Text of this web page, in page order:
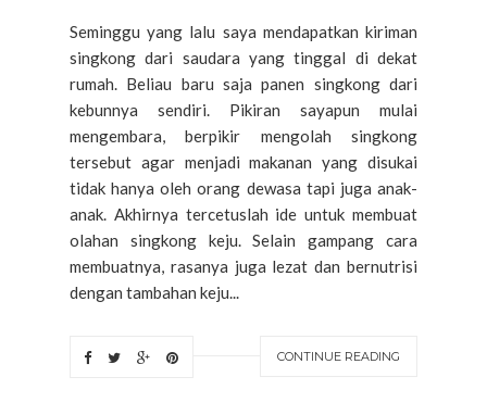
Seminggu yang lalu saya mendapatkan kiriman
singkong dari saudara yang tinggal di dekat
rumah. Beliau baru saja panen singkong dari
kebunnya sendiri. Pikiran sayapun mulai
mengembara, berpikir mengolah singkong
tersebut agar menjadi makanan yang disukai
tidak hanya oleh orang dewasa tapi juga anak-
anak. Akhirnya tercetuslah ide untuk membuat
olahan singkong keju. Selain gampang cara
membuatnya, rasanya juga lezat dan bernutrisi
dengan tambahan keju...
CONTINUE READING